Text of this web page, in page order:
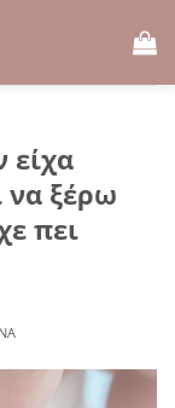
είχα
να ξέρω
πει